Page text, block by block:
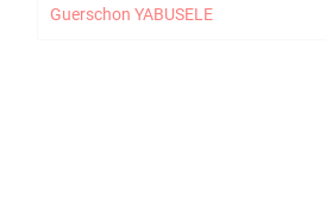
Guerschon YABUSELE